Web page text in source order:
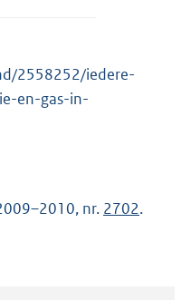
2558252/iedere-
en-gas-in-
nr. 2702.